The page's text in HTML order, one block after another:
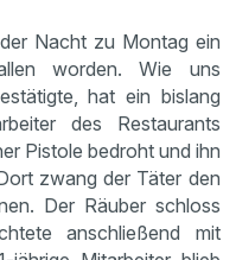
Nacht zu Montag ein
worden. Wie uns
hat ein bislang
des Restaurants
Pistole bedroht und ihn
zwang der Täter den
Der Räuber schloss
anschließend mit